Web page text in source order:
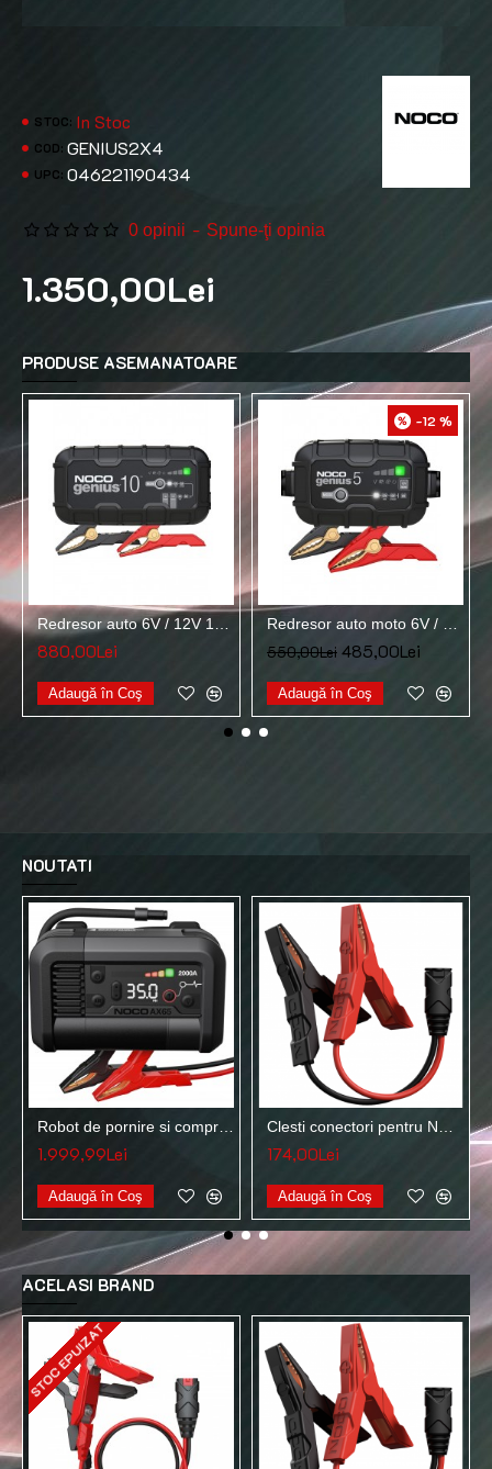
STOC: In Stoc
COD: GENIUS2X4
UPC: 046221190434
0 opinii - Spune-ţi opinia
1.350,00Lei
PRODUSE ASEMANATOARE
880,00Lei
Adaugă în Coş
-12 %
550,00Lei 485,00Lei
Adaugă în Coş
NOUTATI
1.999,99Lei
Adaugă în Coş
174,00Lei
Adaugă în Coş
ACELASI BRAND
STOC EPUIZAT